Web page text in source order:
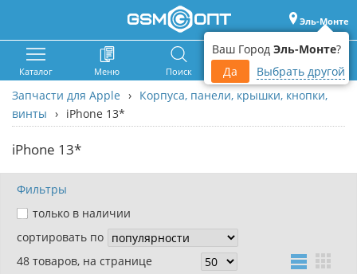
Ваш Город Эль-Монте?
Да
Выбрать другой
Эль-Монте
Каталог Меню Поиск Корзина Войти
Запчасти для Apple › Корпуса, панели, крышки, кнопки,
винты › iPhone 13*
iPhone 13*
Фильтры
только в наличии
сортировать по
48 товаров, на странице